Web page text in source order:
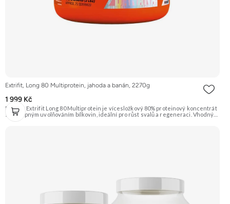
Extrifit, Long 80 Multiprotein, jahoda a banán, 2270g
1 999 Kč
Protein Extrifit Long 80 Multiprotein je vícesložkový 80% proteinový koncentrát
s postupným uvolňováním bílkovin, ideální pro růst svalů a regeneraci. Vhodný